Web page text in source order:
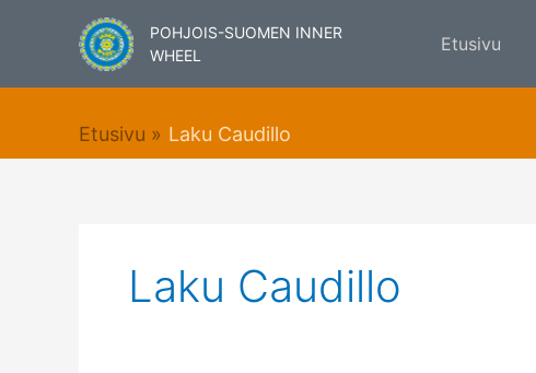
POHJOIS-SUOMEN INNER
WHEEL
Etusivu
Etusivu Laku Caudillo
Laku Caudillo